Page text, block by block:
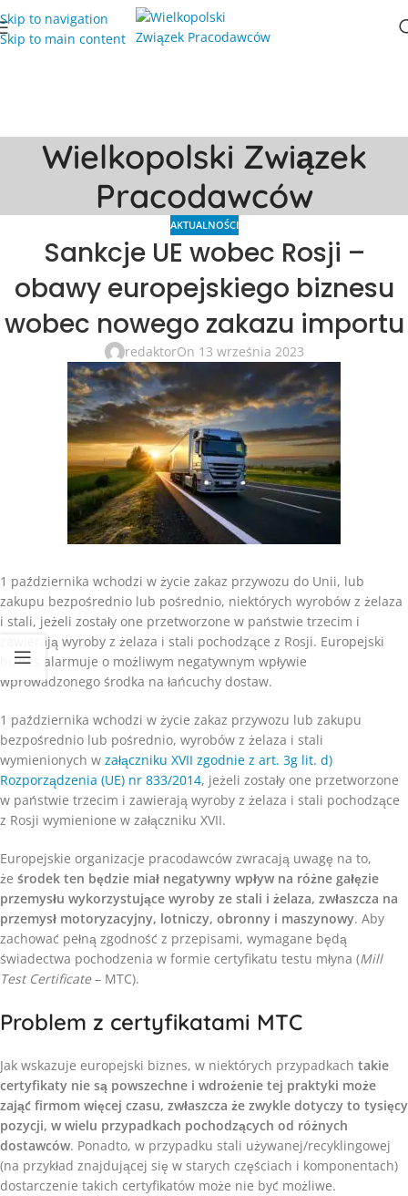
Skip to navigation
Skip to main content
Wielkopolski Związek
Pracodawców
AKTUALNOŚCI
Sankcje UE wobec Rosji –
obawy europejskiego biznesu
wobec nowego zakazu importu
redaktorOn 13 września 2023
1 października wchodzi w życie zakaz przywozu do Unii, lub
zakupu bezpośrednio lub pośrednio, niektórych wyrobów z żelaza
i stali, jeżeli zostały one przetworzone w państwie trzecim i
zawierają wyroby z żelaza i stali pochodzące z Rosji. Europejski
biznes alarmuje o możliwym negatywnym wpływie
wprowadzonego środka na łańcuchy dostaw.
1 października wchodzi w życie zakaz przywozu lub zakupu
bezpośrednio lub pośrednio, wyrobów z żelaza i stali
wymienionych w załączniku XVII zgodnie z art. 3g lit. d)
Rozporządzenia (UE) nr 833/2014, jeżeli zostały one przetworzone
w państwie trzecim i zawierają wyroby z żelaza i stali pochodzące
z Rosji wymienione w załączniku XVII.
Europejskie organizacje pracodawców zwracają uwagę na to,
że środek ten będzie miał negatywny wpływ na różne gałęzie
przemysłu wykorzystujące wyroby ze stali i żelaza, zwłaszcza na
przemysł motoryzacyjny, lotniczy, obronny i maszynowy. Aby
zachować pełną zgodność z przepisami, wymagane będą
świadectwa pochodzenia w formie certyfikatu testu młyna (Mill
Test Certificate– MTC).
Problem z certyfikatami MTC
Jak wskazuje europejski biznes, w niektórych przypadkach takie
certyfikaty nie są powszechne i wdrożenie tej praktyki może
zająć firmom więcej czasu, zwłaszcza że zwykle dotyczy to tysięcy
pozycji, w wielu przypadkach pochodzących od różnych
dostawców. Ponadto, w przypadku stali używanej/recyklingowej
(na przykład znajdującej się w starych częściach i komponentach)
dostarczenie takich certyfikatów może nie być możliwe.